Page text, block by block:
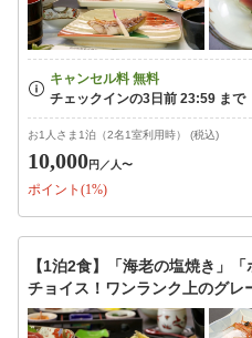
お1人さま1泊（2名1室利用時） (税込)
10,000円 ／人〜
ポイント(1%)
【1泊2食】「海老の塩焼き」
チョイス！ワンランク上のグレ